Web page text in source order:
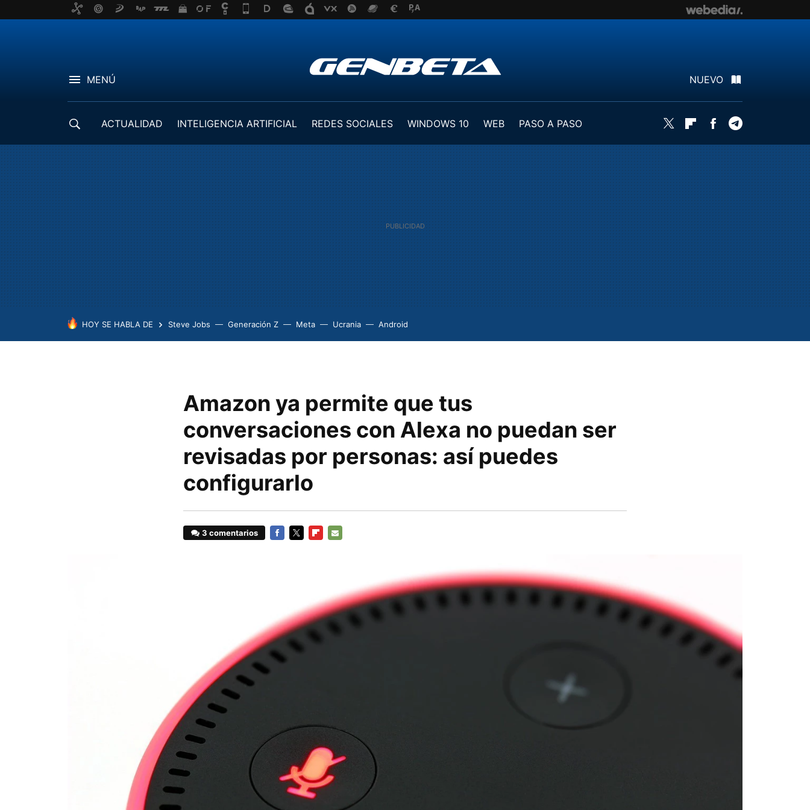
MENÚ NUEVO
ACTUALIDAD INTELIGENCIA ARTIFICIAL REDES SOCIALES WINDOWS 10 WEB
PASO A PASO
Twitter FlipboardFacebook
HOY SE HABLA DE Steve Jobs Generación Z Meta Ucrania Android
Amazon ya permite que tus
conversaciones con Alexa no puedan ser
revisadas por personas: así puedes
configurarlo
3 comentarios